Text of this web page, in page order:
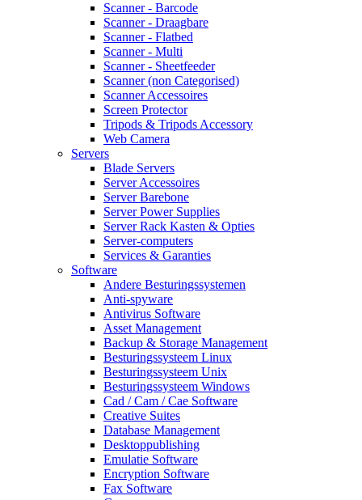
Scanner - Barcode
Scanner - Draagbare
Scanner - Flatbed
Scanner - Multi
Scanner - Sheetfeeder
Scanner (non Categorised)
Scanner Accessoires
Screen Protector
Tripods & Tripods Accessory
Web Camera
Servers
Blade Servers
Server Accessoires
Server Barebone
Server Power Supplies
Server Rack Kasten & Opties
Server-computers
Services & Garanties
Software
Andere Besturingssystemen
Anti-spyware
Antivirus Software
Asset Management
Backup & Storage Management
Besturingssysteem Linux
Besturingssysteem Unix
Besturingssysteem Windows
Cad / Cam / Cae Software
Creative Suites
Database Management
Desktoppublishing
Emulatie Software
Encryption Software
Fax Software